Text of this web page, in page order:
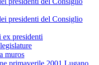
presidenti del Consiglio
presidenti
muros